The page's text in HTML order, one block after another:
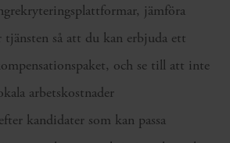
jämföra
tjänsten så att du kan erbjuda ett
och se till att inte
arbetskostnader
kandidater som kan passa